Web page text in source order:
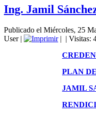
Ing. Jamil
Publicado el Miércoles, 25
User| | | Visitas:
PLAN
JAMIL